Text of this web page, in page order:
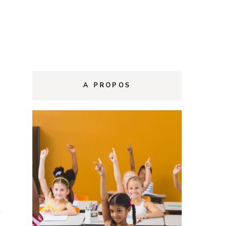
A PROPOS